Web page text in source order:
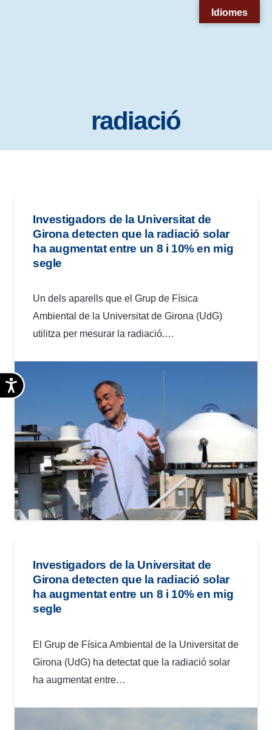
accesibilidad.
Accesibilidad
radiació
Investigadors de la Universitat de
Girona detecten que la radiació solar
ha augmentat entre un 8 i 10% en mig
segle
Un dels aparells que el Grup de Física
Ambiental de la Universitat de Girona (UdG)
utilitza per mesurar la radiació.…
Investigadors de la Universitat de
Girona detecten que la radiació solar
ha augmentat entre un 8 i 10% en mig
segle
El Grup de Física Ambiental de la Universitat de
Girona (UdG) ha detectat que la radiació solar
ha augmentat entre…
Idiomes